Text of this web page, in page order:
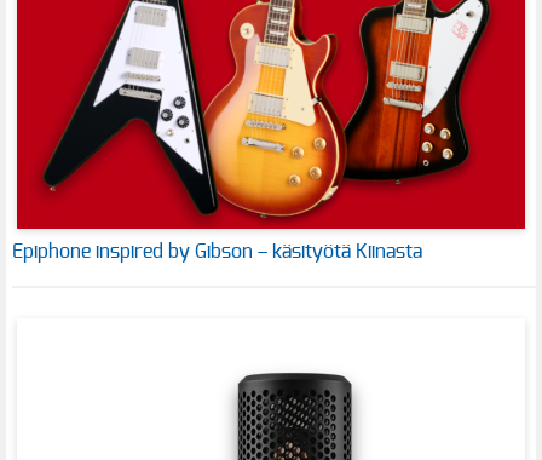
Epiphone inspired by Gibson – käsityötä Kiinasta